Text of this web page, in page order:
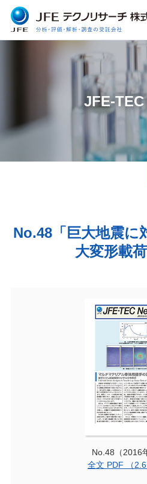
JFE-
No.48「巨大地震に
大変形載荷
No.48（2016
全文 PDF （2.6